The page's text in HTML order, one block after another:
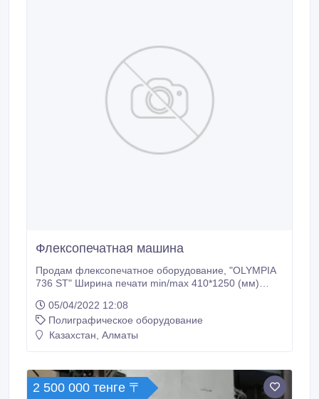
Флексопечатная машина
Продам флексопечатное оборудование, "OLYMPIA
736 ST" Ширина печати min/max 410*1250 (мм)
цветов , CMYK..
05/04/2022 12:08
Полиграфическое оборудование
Казахстан, Алматы
2 500 000 тенге 〒